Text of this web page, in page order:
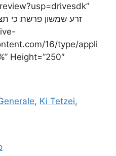
16/type/appli
Height=”250″
, Ki Tetzei,